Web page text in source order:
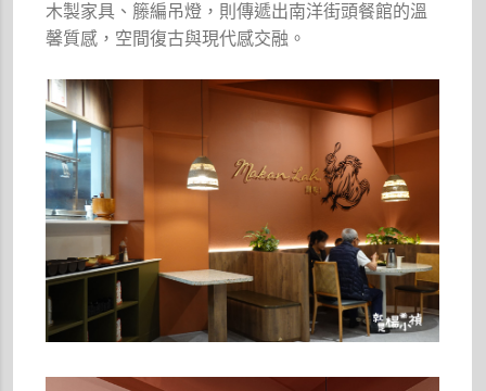
木製家具、籐編吊燈，則傳遞出南洋街頭餐館的溫
馨質感，空間復古與現代感交融。